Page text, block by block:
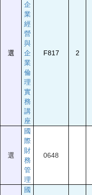
選
企
業
經
營
與
企
業
倫
理
實
務
講
座
F817 2
選
國
際
財
務
管
理
0648
國